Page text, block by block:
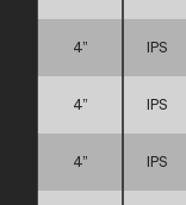
4” IPS
4” IPS
4” IPS